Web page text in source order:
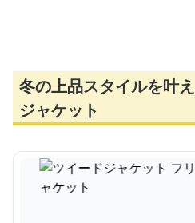
冬の上品スタイルを叶
ジャケット